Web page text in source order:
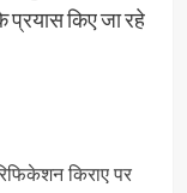
प्रयास किए जा रहे
किराए पर